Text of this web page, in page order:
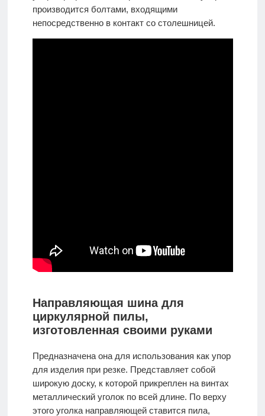
производится болтами, входящими
непосредственно в контакт со столешницей.
Направляющая шина для
циркулярной пилы,
изготовленная своими руками
Предназначена она для использования как упор
для изделия при резке. Представляет собой
широкую доску, к которой прикреплен на винтах
металлический уголок по всей длине. По верху
этого уголка направляющей ставится пила,